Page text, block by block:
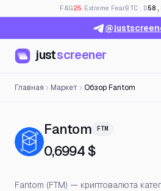
F&G25· Extreme FearBTC.D
justscreener
Главная Маркет Обзор Fantom
Fantom— Цена,
FTM
0,6994 $
Fantom (FTM) — криптовалюта